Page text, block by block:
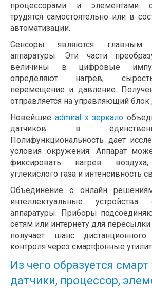
процессорами и элементами
трудятся самостоятельно или в
автоматизации.
Сенсоры являются главным
аппаратуры. Эти части
величины в цифровые
определяют нагрев,
перемещение и давление.
отправляется на управляющий блок
Новейшие admiral x зеркало
датчиков в
Полифункциональность дает
условия окружения. Аппарат
фиксировать нагрев
углекислого газа и интенсивность
Объединение с онлайн
интеллектуальные устройства
аппаратуры. Приборы
сетям или интернету для
получает шанс
контроля через смартфонные
Из чего образуется
датчики, процессор,